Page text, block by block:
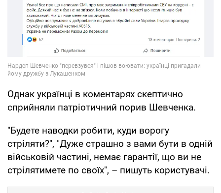
Однак українці в коментарях скептично
сприйняли патріотичний порив Шевченка.
"Будете наводки робити, куди ворогу
стріляти?", "Дуже страшно з вами бути в одній
військовій частині, немає гарантії, що ви не
стрілятимете по своїх", – пишуть користувачі.